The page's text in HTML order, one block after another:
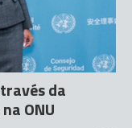
da
ONU